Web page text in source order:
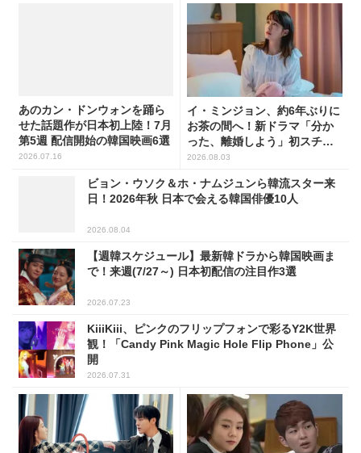
あのカン・ドンウォンを踊ら
せた話題作が日本初上陸！7月
第5週 配信開始の韓国映画6選
2026.07.16
イ・ミンジョン、約6年ぶりに
お茶の間へ！新ドラマ「分か
った、離婚しよう」初スチー
ル公開
2026.08.03
ビョン・ウソク＆ホ・ナムジュンら韓流スター来
日！2026年秋 日本で会える韓国俳優10人
2026.08.04
【週韓スケジュール】最新韓ドラから韓国映画ま
で！来週(7/27～) 日本初配信の注目作3選
2026.07.23
KiiiKiii、ピンクのフリップフォンで彩るY2K世界
観！「Candy Pink Magic Hole Flip Phone」公
開
2026.07.31